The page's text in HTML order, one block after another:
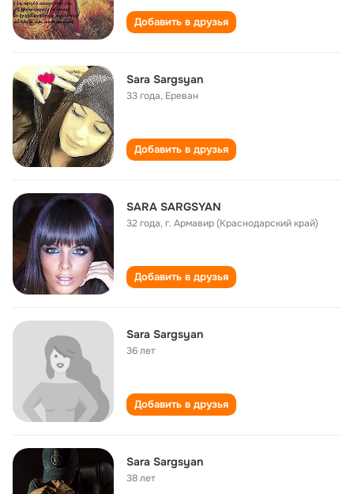
Добавить в друзья
Sara Sargsyan
33 года, Ереван
Добавить в друзья
SARA SARGSYAN
32 года,г. Армавир (Краснодарский край)
Добавить в друзья
Sara Sargsyan
36 лет
Добавить в друзья
Sara Sargsyan
38 лет